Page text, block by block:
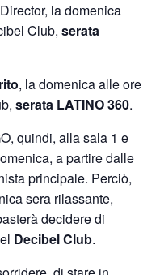
la domenica
Club, serata
, la domenica alle ore
serata LATINO 360.
quindi, alla sala 1 e
a partire dalle
principale. Perciò,
sera rilassante,
decidere di
Decibel Club.